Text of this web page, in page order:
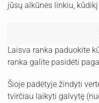
jūsų alkūnės linkiu,
Laisva ranka paduokite
ranka galite pasidėti
Šioje padėtyje žindyti
tvirčiau laikyti galvytę